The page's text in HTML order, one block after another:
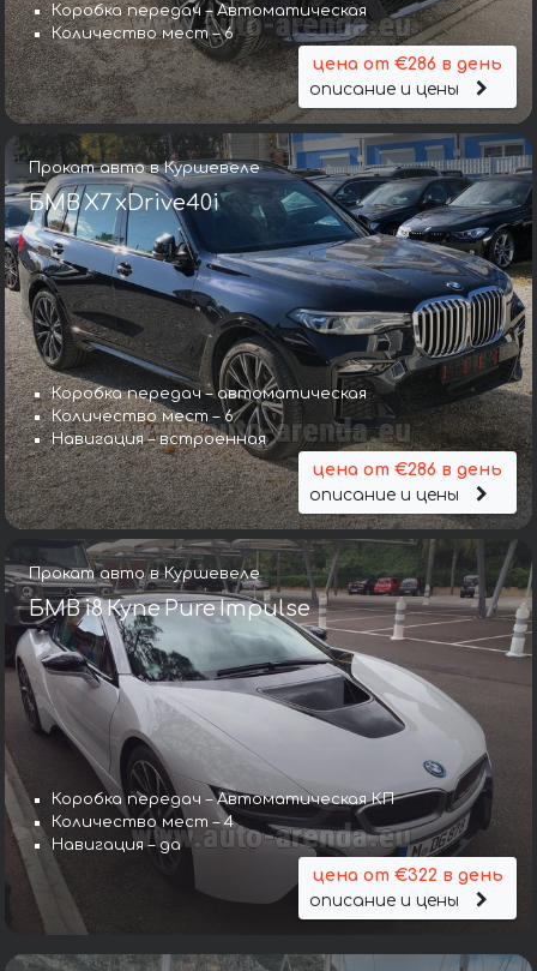
Коробка передач – Автоматическая
Количество мест – 6
цена от €286 в день
описание и цены
Прокат авто в Куршевеле
БМВ X7 xDrive40i
Коробка передач – автоматическая
Количество мест – 6
Навигация – встроенная
цена от €286 в день
описание и цены
Прокат авто в Куршевеле
БМВ i8 Купе Pure Impulse
Коробка передач – Автоматическая КП
Количество мест – 4
Навигация – да
цена от €322 в день
описание и цены
Коробка передач – Автоматическая КП
Количество мест – 2
Навигация – да
цена от €322 в день
описание и цены